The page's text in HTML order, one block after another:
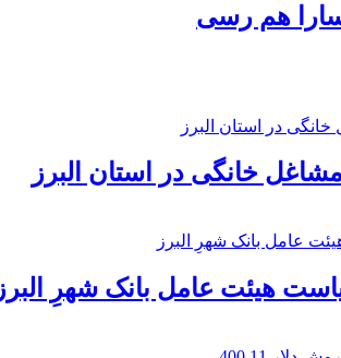
هم رسی
خانگی در استان البرز
هیئت عامل بانک شهرِ البرز